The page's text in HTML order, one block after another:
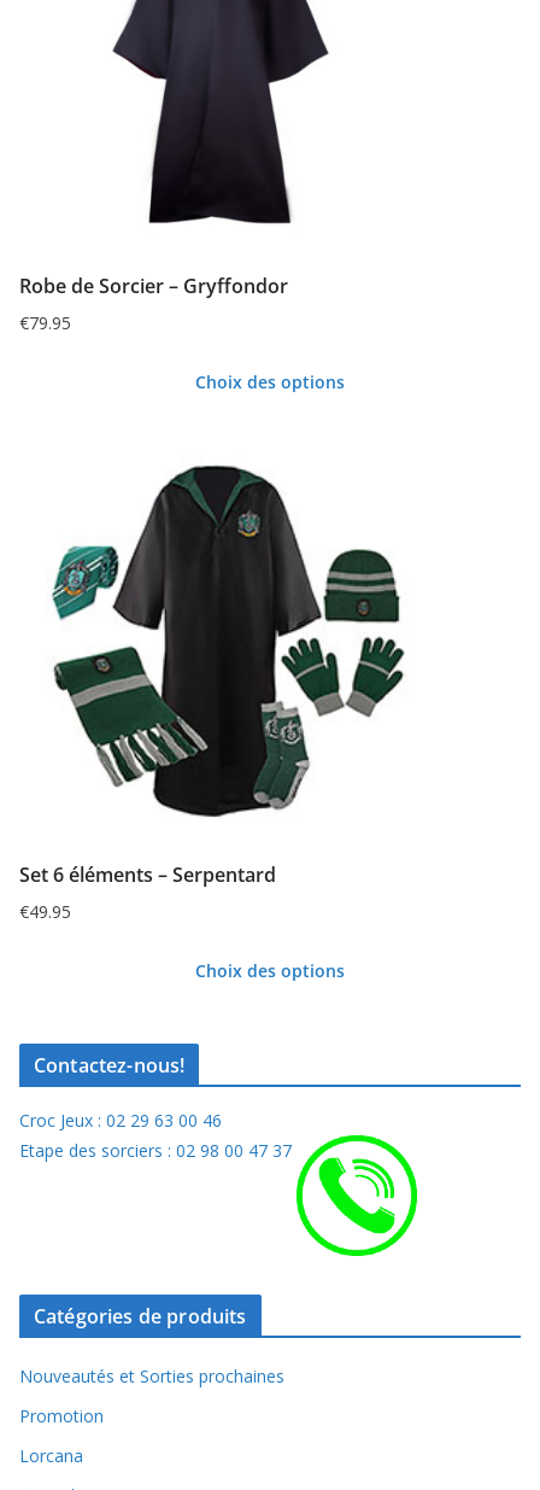
Robe de Sorcier – Gryffondor
€79.95
Choix des options
variations.
options
peuvent
choisies
du
Set 6 éléments – Serpentard
€49.95
Choix des options
produit
plusieurs
variations.
choisies
la
page
du
produit
Contactez-nous!
Croc Jeux : 02 29 63 00 46
Etape des sorciers : 02 98 00 47 37
Catégories de produits
Nouveautés et Sorties prochaines
Promotion
Lorcana